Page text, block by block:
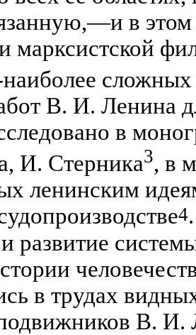
—и в
марк­систской
сложных
В. И. Ленина
в
И. Стерника3, в
ленинским
4.
развитие
в трудах
В. И.